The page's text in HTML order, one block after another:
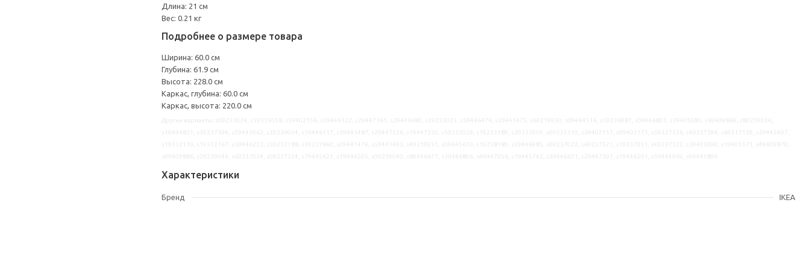
Длина: 21 см
Вес: 0.21 кг
Подробнее о размере товара
Ширина: 60.0 см
Глубина: 61.9 см
Высота: 228.0 см
Каркас, глубина: 60.0 см
Каркас, высота: 220.0 см
Характеристики
Бренд IKEA